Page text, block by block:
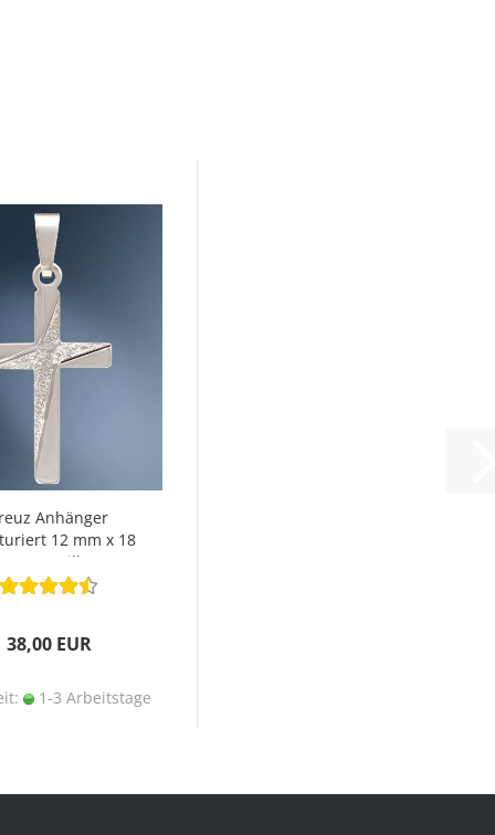
Anhänger
12 mm x 18
925 Silber
38,00 EUR
1-3 Arbeitstage